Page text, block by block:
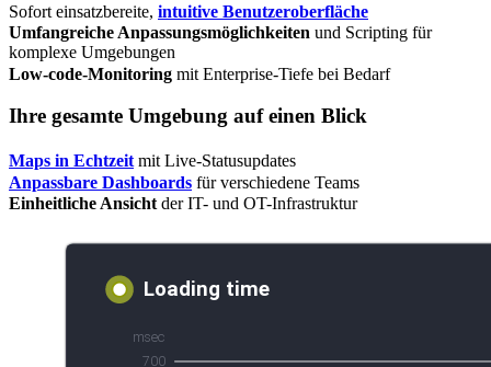
Sofort einsatzbereite, intuitive Benutzeroberfläche
Umfangreiche Anpassungsmöglichkeiten und Scripting für
komplexe Umgebungen
Low-code-Monitoring mit Enterprise-Tiefe bei Bedarf
Ihre gesamte Umgebung auf einen Blick
Maps in Echtzeit mit Live-Statusupdates
Anpassbare Dashboards für verschiedene Teams
Einheitliche Ansicht der IT- und OT-Infrastruktur